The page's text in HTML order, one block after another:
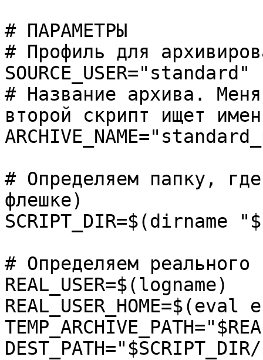
# ПАРАМЕТРЫ
# Профиль для
SOURCE_USER="standard"
# Название архива.
второй скрипт ищет
# Определяем папку,
флешке)
# Определяем
REAL_USER=$(logname)
REAL_USER_HOME=$(eval